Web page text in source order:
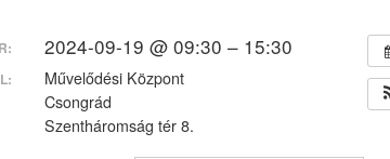
2024-09-19 @ 09:30 – 15:30
Művelődési Központ
Csongrád
Szentháromság tér 8.